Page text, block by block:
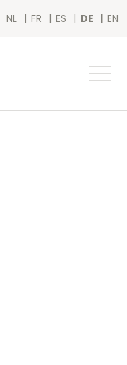
NL FR ES DE EN